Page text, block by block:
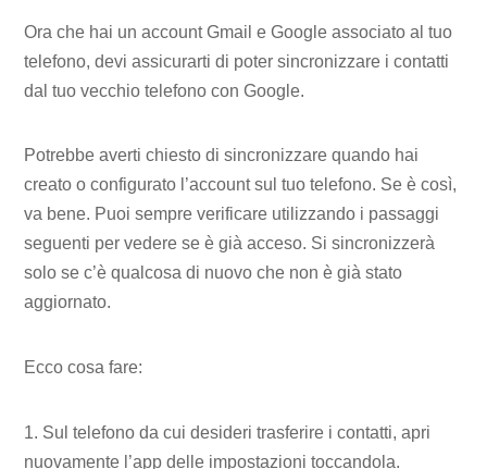
Ora che hai un account Gmail e Google associato al tuo
telefono, devi assicurarti di poter sincronizzare i contatti
dal tuo vecchio telefono con Google.
Potrebbe averti chiesto di sincronizzare quando hai
creato o configurato l’account sul tuo telefono. Se è così,
va bene. Puoi sempre verificare utilizzando i passaggi
seguenti per vedere se è già acceso. Si sincronizzerà
solo se c’è qualcosa di nuovo che non è già stato
aggiornato.
Ecco cosa fare:
1. Sul telefono da cui desideri trasferire i contatti, apri
nuovamente l’app delle impostazioni toccandola.